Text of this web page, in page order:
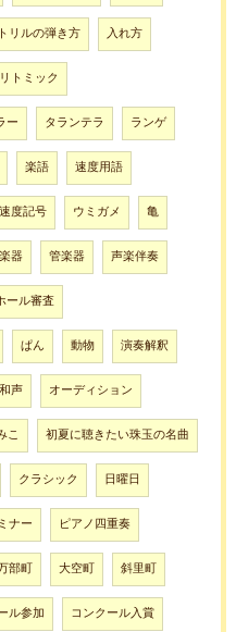
トリルの弾き方 入れ方
リトミック
ー タランテラ ランゲ
楽語 速度用語
速度記号 ウミガメ 亀
器 管楽器 声楽伴奏
ール審査
ぱん 動物 演奏解釈
和声 オーディション
こ 初夏に聴きたい珠玉の名曲
クラシック 日曜日
ナー ピアノ四重奏
部町 大空町 斜里町
ル参加 コンクール入賞